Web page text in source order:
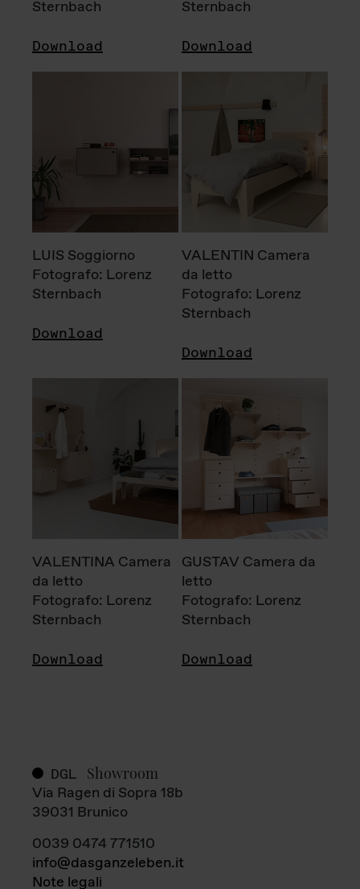
Sternbach
Download
Sternbach
Download
LUIS Soggiorno
Fotografo: Lorenz
Sternbach
Download
VALENTIN Camera
da letto
Fotografo: Lorenz
Sternbach
Download
VALENTINA Camera
da letto
Fotografo: Lorenz
Sternbach
Download
GUSTAV Camera da
letto
Fotografo: Lorenz
Sternbach
Download
DGL Showroom
Via Ragen di Sopra 18b
39031 Brunico
0039 0474 771510
info@dasganzeleben.it
Note legali